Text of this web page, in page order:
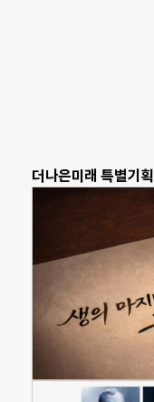
더나은미래 특별기획